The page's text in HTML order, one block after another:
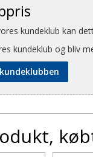
kundeklub kan
kundeklub og bliv